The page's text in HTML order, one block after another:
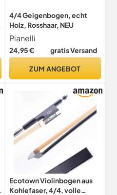
4/4 Geigenbogen, echt
Holz, Rosshaar, NEU
Pianelli
24,95 € gratis Versand
ZUM ANGEBOT
Ecotown Violinbogen aus
Kohlefaser, 4/4, volle